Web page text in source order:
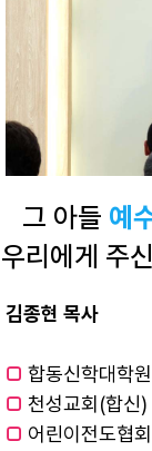
그 아들 예
우리에게 주
김종현 목사
□ 합동신학대학
□ 천성교회(합신)
□ 어린이전도협